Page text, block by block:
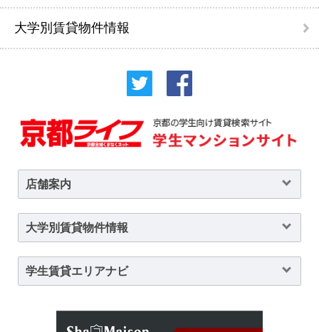
大学別賃貸物件情報
店舗案内
大学別賃貸物件情報
学生賃貸エリアナビ